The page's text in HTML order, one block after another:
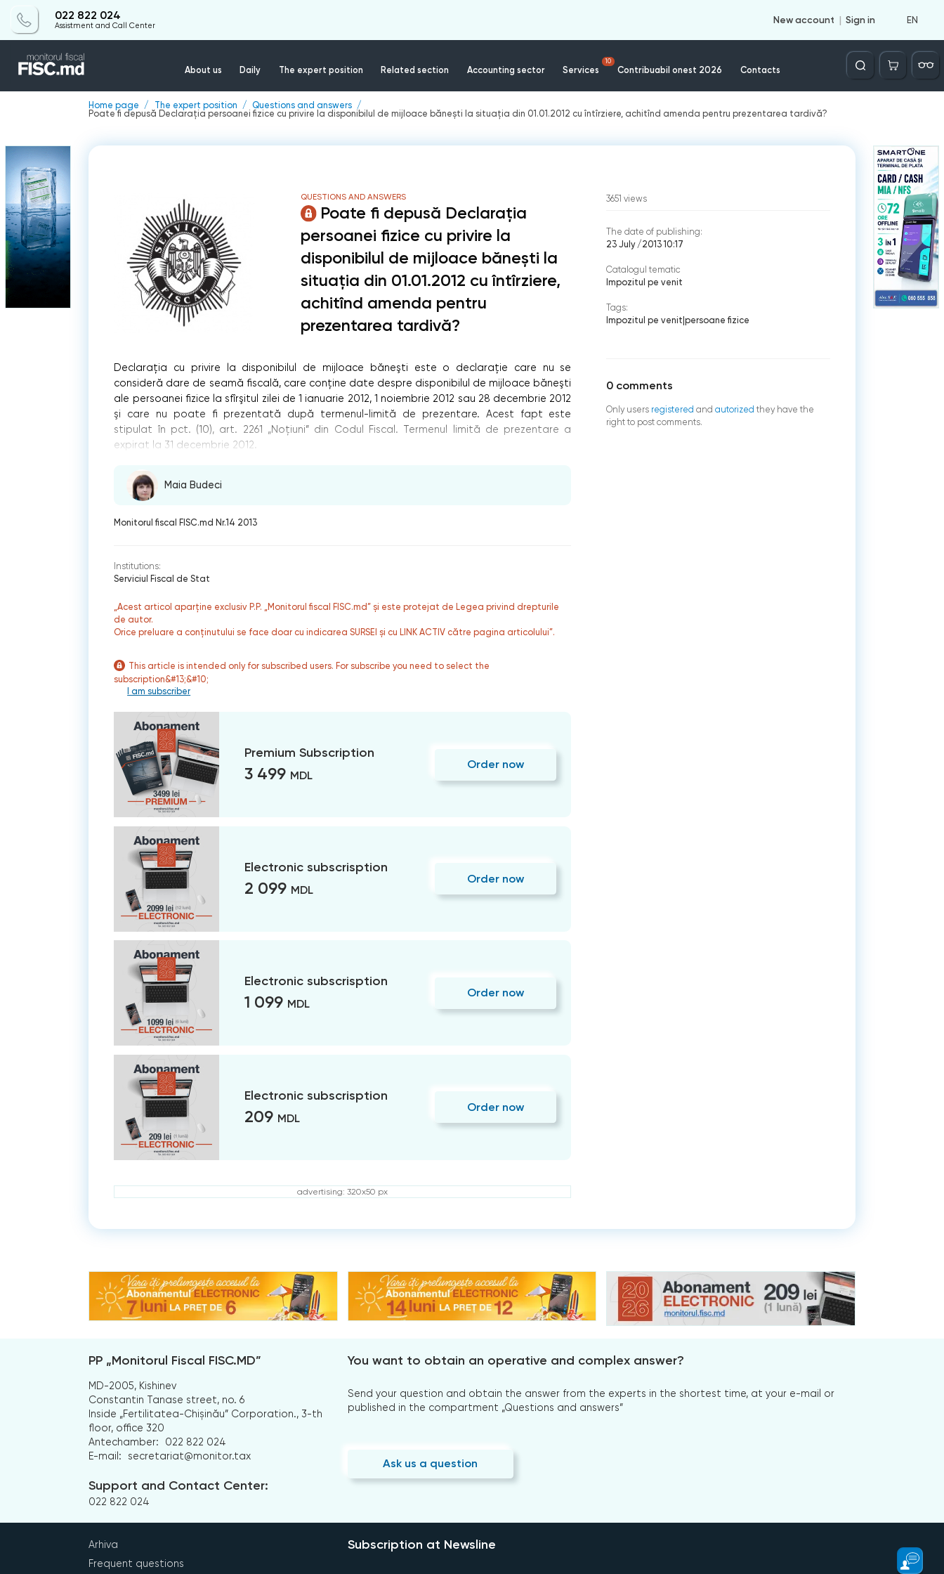
022 822 024
Assistment and Call Center
New account Sign in EN
About us Daily The expert position Related section Accounting sector Services
10
Contribuabil onest 2026 Contacts
Căutare
Home page The expert position
Questions and answers
Poate fi depusă Declarația persoanei fizice cu privire la disponibilul de mijloace bănești la situația din 01.01.2012 cu întîrziere, achitînd amenda pentru prezentarea tardivă?
QUESTIONS AND ANSWERS
Poate fi depusă Declarația
persoanei fizice cu privire la
disponibilul de mijloace bănești la
situația din 01.01.2012 cu întîrziere,
achitînd amenda pentru
prezentarea tardivă?
Declaraţia cu privire la disponibilul de mijloace băneşti este o declaraţie care nu se
consideră dare de seamă fiscală, care conţine date despre disponibilul de mijloace băneşti
ale persoanei fizice la sfîrşitul zilei de 1 ianuarie 2012, 1 noiembrie 2012 sau 28 decembrie 2012
şi care nu poate fi prezentată după termenul-limită de prezentare. Acest fapt este
stipulat în pct. (10), art. 2261 „Noţiuni” din Codul Fiscal. Termenul limită de prezentare a
expirat la 31 decembrie 2012.
Maia Budeci
Monitorul fiscal FISC.md Nr.14 2013
Institutions:
Serviciul Fiscal de Stat
„Acest articol aparține exclusiv P.P. „Monitorul fiscal FISC.md” și este protejat de Legea privind drepturile
de autor.
Orice preluare a conținutului se face doar cu indicarea SURSEI și cu LINK ACTIV către pagina articolului”.
This article is intended only for subscribed users. For subscribe you need to select the
subscription&#13;&#10;
I am subscriber
Premium Subscription
3 499 MDL
Order now
Electronic subscrisption
2 099 MDL
Order now
Electronic subscrisption
1 099 MDL
Order now
Electronic subscrisption
209 MDL
Order now
advertising: 320x50 px
3651 views
The date of publishing:
23 July /2013 10:17
Catalogul tematic
Impozitul pe venit
Tags:
Impozitul pe venit persoane fizice
0 comments
Only users registered and autorized they have the
right to post comments.
PP „Monitorul Fiscal FISC.MD”
MD-2005, Kishinev
Constantin Tanase street, no. 6
Inside „Fertilitatea-Chișinău” Corporation., 3-th
floor, office 320
Antechamber:
022 822 024
E-mail:
secretariat@monitor.tax
Support and Contact Center:
022 822 024
You want to obtain an operative and complex answer?
Send your question and obtain the answer from the experts in the shortest time, at your e-mail or
published in the compartment „Questions and answers”
Ask us a question
Arhiva
Frequent questions
Subscription at Newsline